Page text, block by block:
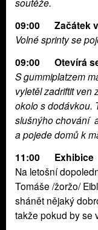
09:00 Začátek
Volné sprinty se
09:00 Otevírá
S gummiplatzem
vyletěl zadriftit ven
okolo s dodávkou.
slušnýho chování
a pojede domů k
11:00 Exhibice
Na letošní
Tomáše /žoržo/
shánět nějaký
takže pokud by se